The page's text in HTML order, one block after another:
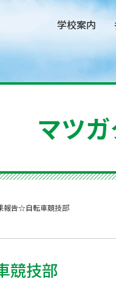
学校案内
マツ
報告☆自転車競技部
競技部